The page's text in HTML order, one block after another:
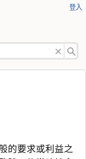
工
登入
的要求或利益之